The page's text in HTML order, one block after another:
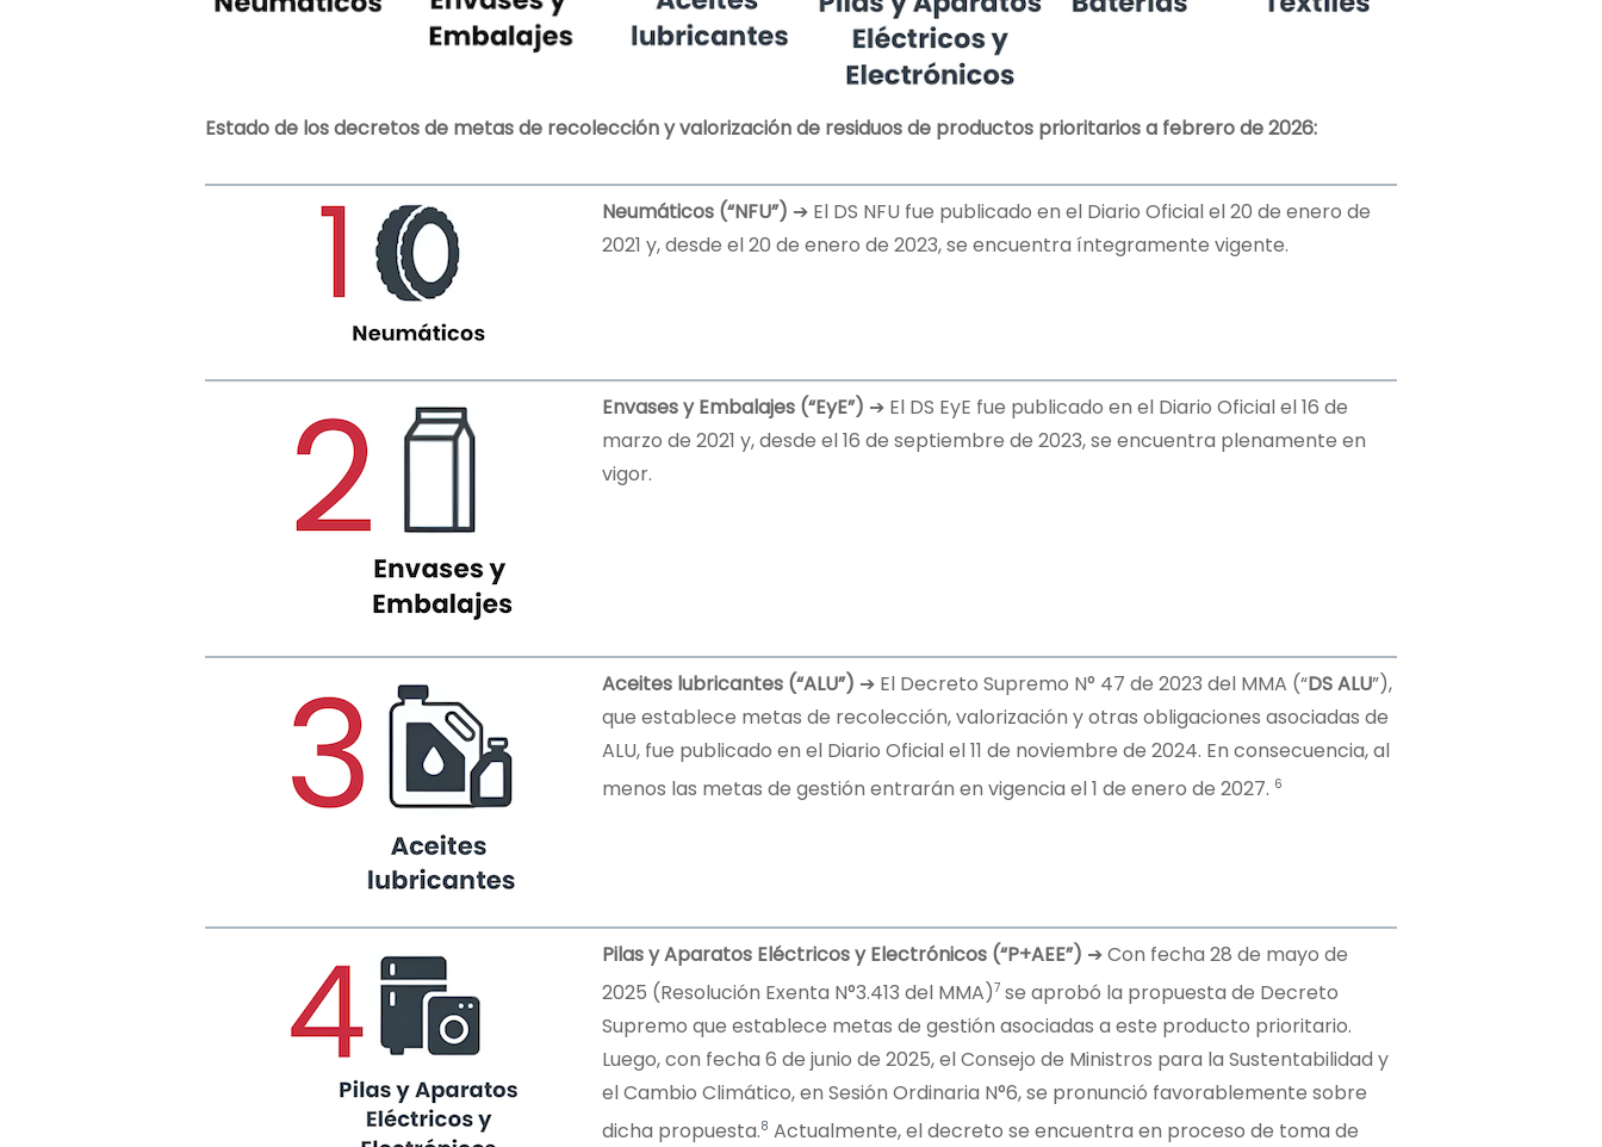
Estado de los decretos de metas de recolección y valorización de residuos de productos prioritarios a febrero de 2026:
Neumáticos (“NFU”) ➔ El DS NFU fue publicado en el Diario Oficial el 20 de enero de
2021 y, desde el 20 de enero de 2023, se encuentra íntegramente vigente.
Envases y Embalajes (“EyE”) ➔ El DS EyE fue publicado en el Diario Oficial el 16 de
marzo de 2021 y, desde el 16 de septiembre de 2023, se encuentra plenamente en
vigor.
Aceites lubricantes (“ALU”) ➔ El Decreto Supremo N° 47 de 2023 del MMA (“DS ALU”),
que establece metas de recolección, valorización y otras obligaciones asociadas de
ALU, fue publicado en el Diario Oficial el 11 de noviembre de 2024. En consecuencia, al
menos las metas de gestión entrarán en vigencia el 1 de enero de 2027. 6
Pilas y Aparatos Eléctricos y Electrónicos (“P+AEE”) ➔ Con fecha 28 de mayo de
2025 (Resolución Exenta N°3.413 del MMA)7 se aprobó la propuesta de Decreto
Supremo que establece metas de gestión asociadas a este producto prioritario.
Luego, con fecha 6 de junio de 2025, el Consejo de Ministros para la Sustentabilidad y
el Cambio Climático, en Sesión Ordinaria N°6, se pronunció favorablemente sobre
dicha propuesta.8 Actualmente, el decreto se encuentra en proceso de toma de